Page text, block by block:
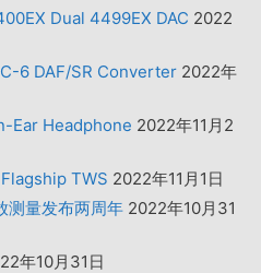
Dual 4499EX DAC 2022
6 DAF/SR Converter 2022年
Ear Headphone 2022年11月2
TWS 2022年11月1日
量发布两周年 2022年10月31
年10月31日